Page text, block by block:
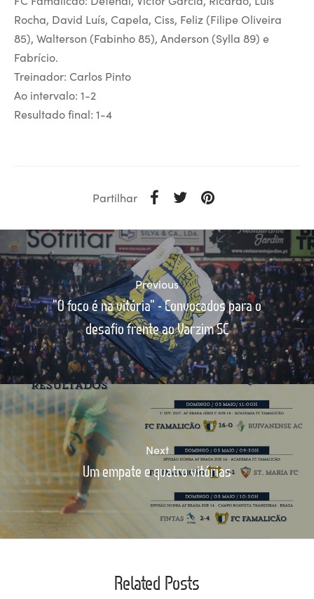
Rocha, David Luís, Capela, Ciss, Feliz (Filipe Oliveira
85), Walterson (Fabinho 85), Anderson (Sylla 89) e
Fabrício.
Treinador: Carlos Pinto
Ao intervalo: 1-2
Resultado final: 1-4
Partilhar
Previous
"O foco é na vitória" - Convocados para o
desafio frente ao Varzim SC
Next
Um empate e quatro vitórias
Related Posts